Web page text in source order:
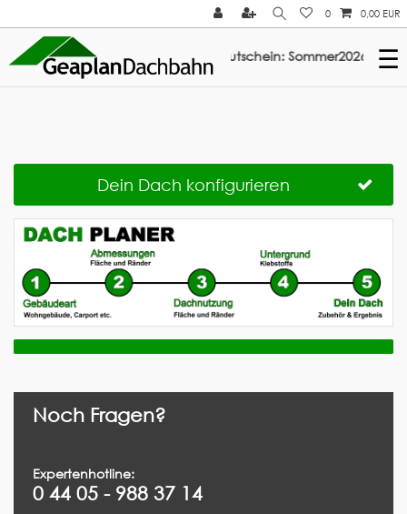
0 0,00 EUR
auf ElastoTop & Multi-Fix: Gutschein: Sommer2026 /// ☰
Dein Dach konfigurieren
Noch Fragen?
Expertenhotline:
0 44 05 - 988 37 14